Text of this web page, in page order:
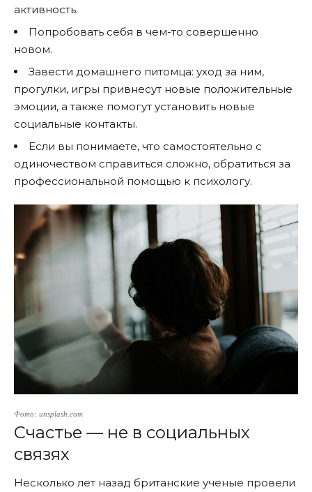
активность.
Попробовать себя в чем-то совершенно
новом.
Завести домашнего питомца: уход за ним,
прогулки, игры привнесут новые положительные
эмоции, а также помогут установить новые
социальные контакты.
Если вы понимаете, что самостоятельно с
одиночеством справиться сложно, обратиться за
профессиональной помощью к психологу.
Фото: unsplash.com
Счастье — не в социальных
связях
Несколько лет назад британские ученые провели